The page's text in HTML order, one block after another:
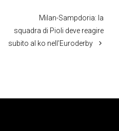
Milan-Sampdoria: la
squadra di Pioli deve reagire
subito al ko nell’Euroderby